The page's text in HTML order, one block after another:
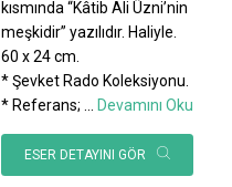
kısmında “Kâtib Ali Ûzni’nin
meşkidir” yazılıdır. Haliyle.
60 x 24 cm.
* Şevket Rado Koleksiyonu.
* Referans;
Devamını Oku
ESER DETAYINI GÖR